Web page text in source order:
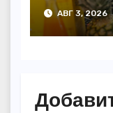
АВГ 3, 2026